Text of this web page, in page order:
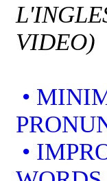
VIDEO)
•
•